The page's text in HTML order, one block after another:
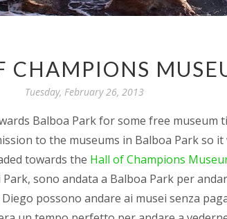
CHAMPIONS
Tuesday, February 26, 2013
Balboa Park for some free museum
to the museums in Balboa Park so it
towards the Hall of Champions
sono andata a Balboa Park per
possono andare ai musei senza